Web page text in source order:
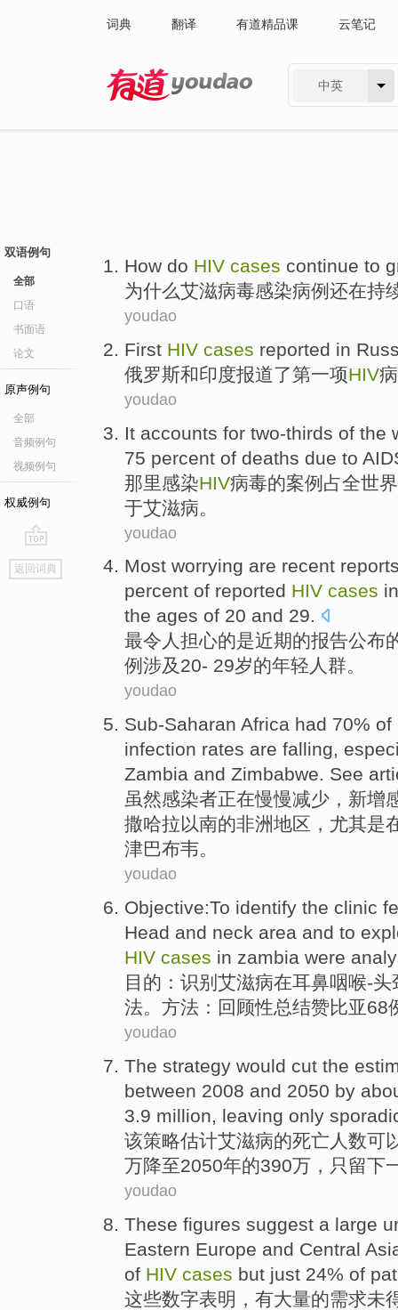
词典 翻译 有道精品课 云笔记
中英
双语例句
全部
口语
书面语
论文
原声例句
全部
音频例句
视频例句
权威例句
go
top
返回词典
How do HIV cases continue to
为什么艾滋病毒感染病例 还在持
youdao
First HIV cases reported in
俄罗斯和印度报道了第一项HIV
youdao
It accounts for two-thirds of the
75 percent of deaths due to
那里感染HIV病毒的案例 占全世界
于艾滋病 。
youdao
Most worrying are recent
percent of reported HIV cases
the ages of 20 and 29.
最令人担心的是近期的报告公布
例 涉及 20- 29岁的年轻 人群。
youdao
Sub-Saharan Africa had 70% of
infection rates are falling,
Zambia and Zimbabwe. See
虽然感染者正在慢慢减少 ，新增
撒哈拉以南的非洲地区， 尤其是
津巴布韦。
youdao
Objective:To identify the clinic
Head and neck area and to
HIV cases in zambia were
目的 ： 识别 艾滋病在耳鼻咽喉-头
法。 方法 ：回顾性总结赞比亚68
youdao
The strategy would cut the
between 2008 and 2050 by
3.9 million, leaving only
该策略估计艾滋病的死亡人数可
万降至2050年的390万， 只 留下
youdao
These figures suggest a large
Eastern Europe and Central
of HIV cases but just 24% of
这些数字表明 ，有大量的需求未